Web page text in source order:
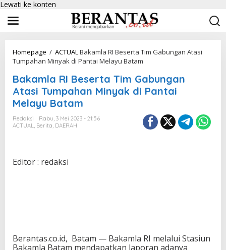
Lewati ke konten
Homepage / ACTUALBakamla RI Beserta Tim Gabungan Atasi
Tumpahan Minyak di Pantai Melayu Batam
Bakamla RI Beserta Tim Gabungan
Atasi Tumpahan Minyak di Pantai
Melayu Batam
Redaksi
Rabu, 3 Mei 2023 - 21:56
ACTUAL, Berita, DAERAH
Editor : redaksi
Berantas.co.id, Batam — Bakamla RI melalui Stasiun
Bakamla Batam mendapatkan laporan adanya